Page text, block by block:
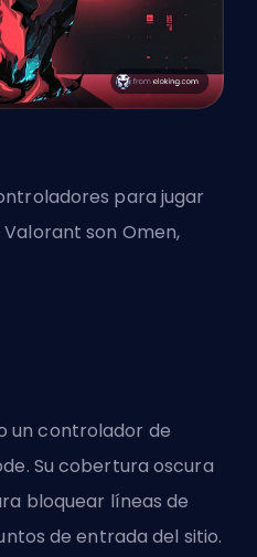
para jugar
son Omen,
un controlador de
Su cobertura oscura
bloquear líneas de
de entrada del sitio.